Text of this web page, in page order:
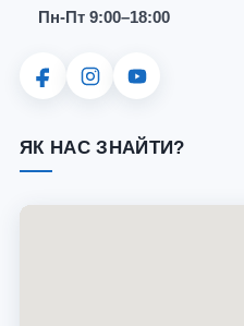
Пн-Пт 9:00–18:00
ЯК НАС ЗНАЙТИ?